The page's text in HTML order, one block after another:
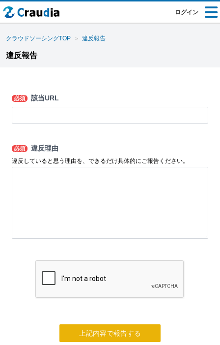
ログイン
クラウドソーシングTOP 違反報告
違反報告
必須 該当URL
必須 違反理由
違反していると思う理由を、できるだけ具体的にご報告ください。
上記内容で報告する